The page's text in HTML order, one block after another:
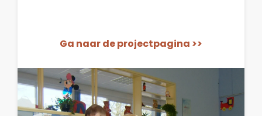
Ga naar de projectpagina >>